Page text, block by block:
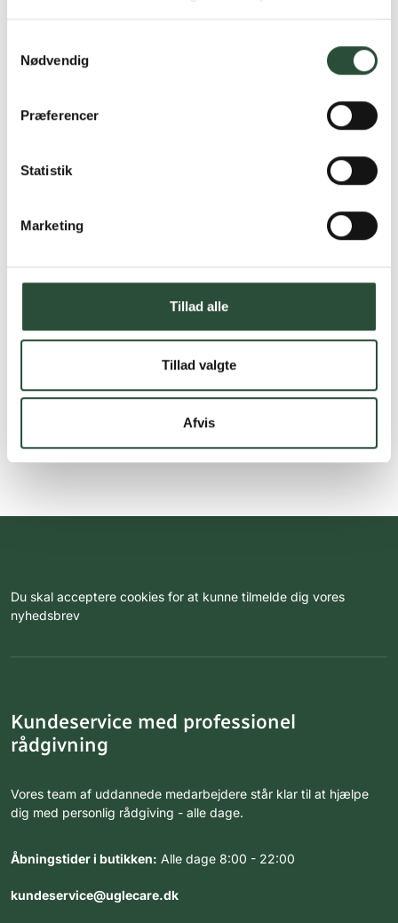
Nødvendig
Præferencer
Statistik
Marketing
Tillad alle
Tillad valgte
Afvis
produkter – altid til fast lav pris.
Læs mere om Uglecare.dk her
Du skal acceptere cookies for at kunne tilmelde dig vores
nyhedsbrev
Kundeservice med professionel
rådgivning
Vores team af uddannede medarbejdere står klar til at hjælpe
dig med personlig rådgiving - alle dage.
Åbningstider i butikken: Alle dage 8:00 - 22:00
kundeservice@uglecare.dk